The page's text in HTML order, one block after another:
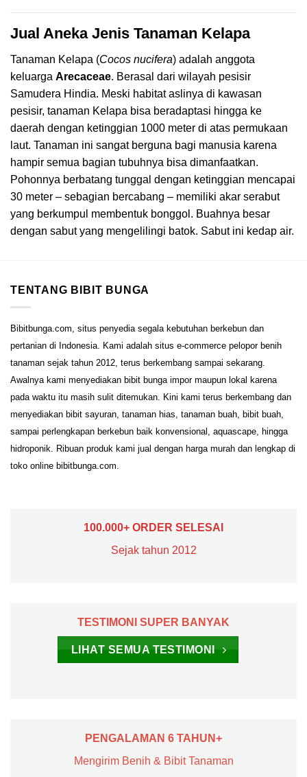
Jual Aneka Jenis Tanaman Kelapa
Tanaman Kelapa (Cocos nucifera) adalah anggota
keluarga Arecaceae. Berasal dari wilayah pesisir
Samudera Hindia. Meski habitat aslinya di kawasan
pesisir, tanaman Kelapa bisa beradaptasi hingga ke
daerah dengan ketinggian 1000 meter di atas permukaan
laut. Tanaman ini sangat berguna bagi manusia karena
hampir semua bagian tubuhnya bisa dimanfaatkan.
Pohonnya berbatang tunggal dengan ketinggian mencapai
30 meter – sebagian bercabang – memiliki akar serabut
yang berkumpul membentuk bonggol. Buahnya besar
dengan sabut yang mengelilingi batok. Sabut ini kedap air.
TENTANG BIBIT BUNGA
Bibitbunga.com, situs penyedia segala kebutuhan berkebun dan
pertanian di Indonesia. Kami adalah situs e-commerce pelopor benih
tanaman sejak tahun 2012, terus berkembang sampai sekarang.
Awalnya kami menyediakan bibit bunga impor maupun lokal karena
pada waktu itu masih sulit ditemukan. Kini kami terus berkembang dan
menyediakan bibit sayuran, tanaman hias, tanaman buah, bibit buah,
sampai perlengkapan berkebun baik konvensional, aquascape, hingga
hidroponik. Ribuan produk kami jual dengan harga murah dan lengkap di
toko online bibitbunga.com.
100.000+ ORDER SELESAI
Sejak tahun 2012
TESTIMONI SUPER BANYAK
LIHAT SEMUA TESTIMONI
PENGALAMAN 6 TAHUN+
Mengirim Benih & Bibit Tanaman